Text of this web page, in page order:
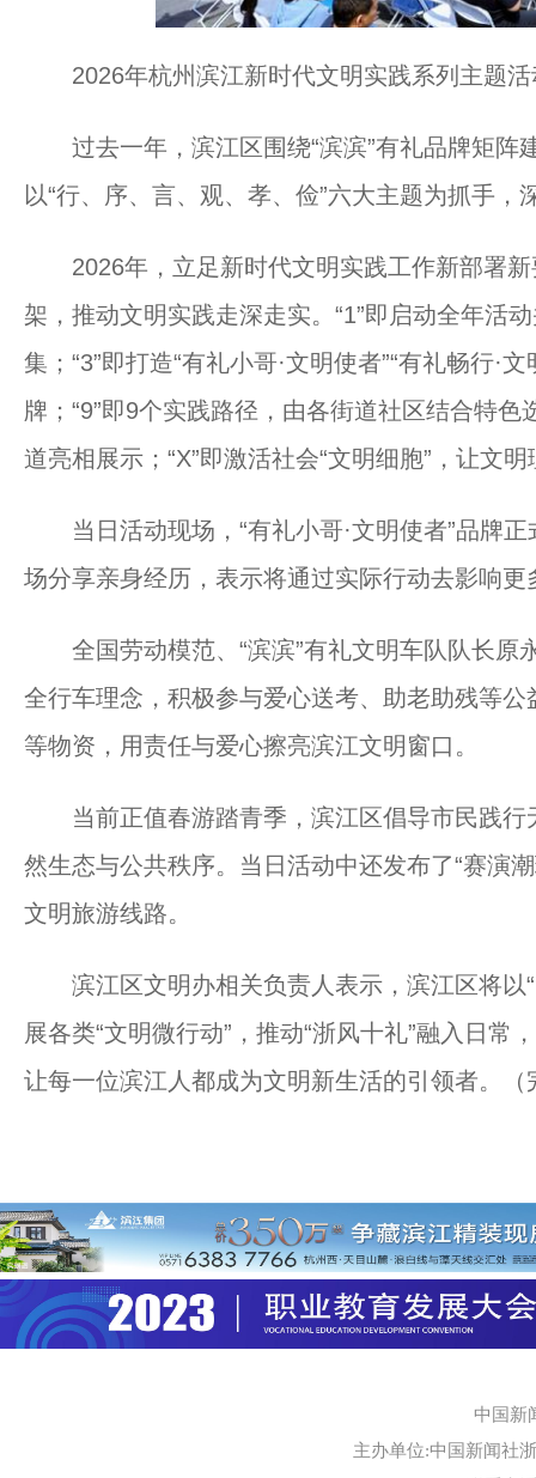
2026年杭州滨江新时代文明实践系列主题
过去一年，滨江区围绕“滨滨”有礼品牌矩阵建
以“行、序、言、观、孝、俭”六大主题为抓手，
2026年，立足新时代文明实践工作新部署新
架，推动文明实践走深走实。“1”即启动全年活
集；“3”即打造“有礼小哥·文明使者”“有礼畅行·
牌；“9”即9个实践路径，由各街道社区结合特
道亮相展示；“X”即激活社会“文明细胞”，让文
当日活动现场，“有礼小哥·文明使者”品牌正
场分享亲身经历，表示将通过实际行动去影响
全国劳动模范、“滨滨”有礼文明车队队长原
全行车理念，积极参与爱心送考、助老助残等
等物资，用责任与爱心擦亮滨江文明窗口。
当前正值春游踏青季，滨江区倡导市民践行
然生态与公共秩序。当日活动中还发布了“赛演
文明旅游线路。
滨江区文明办相关负责人表示，滨江区将以
展各类“文明微行动”，推动“浙风十礼”融入日常
让每一位滨江人都成为文明新生活的引领者。（
中国新
主办单位:中国新闻社